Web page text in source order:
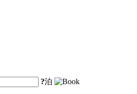
?泊